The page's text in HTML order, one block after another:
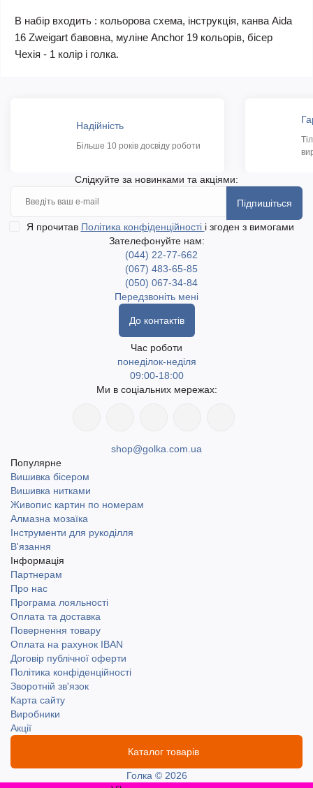
В набір входить : кольорова схема, інструкція, канва Aida
16 Zweigart бавовна, муліне Anchor 19 кольорів, бісер
Чехія - 1 колір і голка.
Надійність
Більше 10 років досвіду роботи
Слідкуйте за новинками та акціями:
Підпишіться
Я прочитав Політика конфіденційності і згоден з вимогами
Зателефонуйте нам:
(044) 22-77-662
(067) 483-65-85
(050) 067-34-84
Передзвоніть мені
До контактів
Час роботи
понеділок-неділя
09:00-18:00
Ми в соціальних мережах:
shop@golka.com.ua
Популярне
Вишивка бісером
Вишивка нитками
Живопис картин по номерам
Алмазна мозаїка
Інструменти для рукоділля
В'язання
Інформація
Партнерам
Про нас
Програма лояльності
Оплата та доставка
Повернення товару
Оплата на рахунок IBAN
Договір публічної оферти
Політика конфіденційності
Зворотній зв'язок
Карта сайту
Виробники
Акції
Каталог товарів
Голка © 2026